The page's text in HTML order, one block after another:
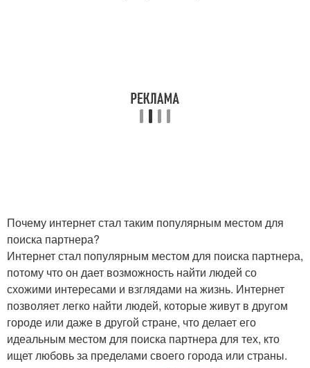
Почему интернет стал таким популярным местом для
поиска партнера?
Интернет стал популярным местом для поиска партнера,
потому что он дает возможность найти людей со
схожими интересами и взглядами на жизнь. Интернет
позволяет легко найти людей, которые живут в другом
городе или даже в другой стране, что делает его
идеальным местом для поиска партнера для тех, кто
ищет любовь за пределами своего города или страны.